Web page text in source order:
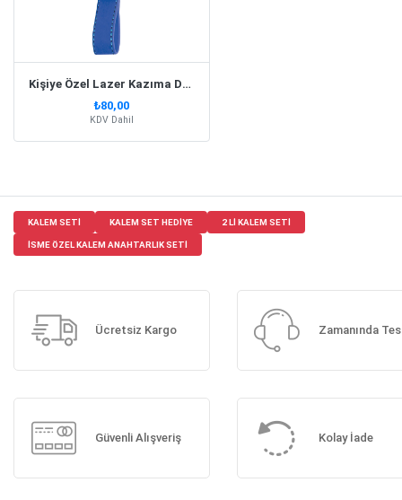
Kişiye Özel Lazer Kazıma Deri Lacivert Anahtarlık
₺80,00
KDV Dahil
KALEM SETI KALEM SET HEDIYE 2 LI KALEM SETI
ISME ÖZEL KALEM ANAHTARLIK SETI
Ücretsiz Kargo Zamanında
Güvenli Alışveriş Kolay İade